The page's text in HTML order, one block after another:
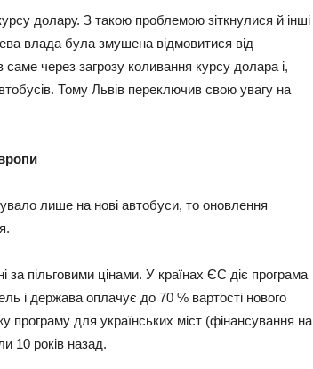
долару. З такою проблемою зіткнулися й інші
влада була змушена відмовитися від
через загрозу коливання курсу долара і,
Тому Львів переключив свою увагу на
лише на нові автобуси, то оновлення
за пільговими цінами. У країнах ЄС діє програма
і держава оплачує до 70 % вартості нового
для українських міст (фінансування на
10 років назад.